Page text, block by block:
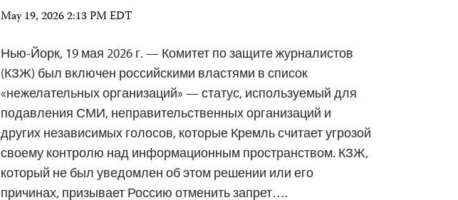
May 19, 2026 2:13 PM EDT
Нью-Йорк, 19 мая 2026 г. — Комитет по защите журналистов
(КЗЖ) был включен российскими властями в список
«нежелательных организаций» — статус, используемый для
подавления СМИ, неправительственных организаций и
других независимых голосов, которые Кремль считает угрозой
своему контролю над информационным пространством. КЗЖ,
который не был уведомлен об этом решении или его
причинах, призывает Россию отменить запрет….